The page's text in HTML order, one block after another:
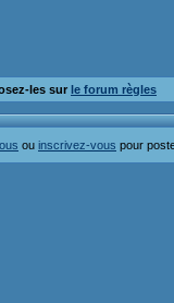
les sur le forum règles
ou inscrivez-vous pour